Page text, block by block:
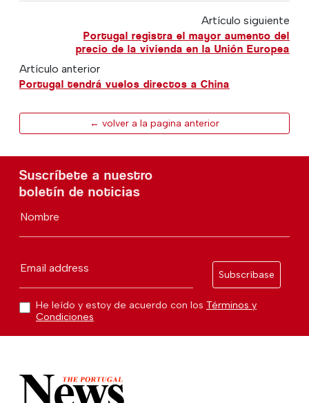
Artículo siguiente
Portugal registra el mayor aumento del
precio de la vivienda en la Unión Europea
Artículo anterior
Portugal tendrá vuelos directos a China
← volver a la pagina anterior
Suscríbete a nuestro
boletín de noticias
Nombre
Email address
Subscríbase
He leído y estoy de acuerdo con los Términos y
Condiciones